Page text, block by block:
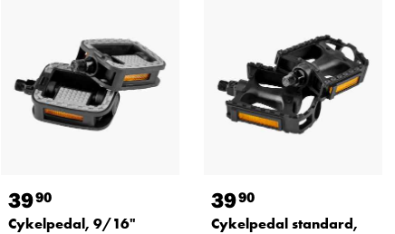
3990
Cykelpedal, 9/16"
3990
Cykelpedal standard,